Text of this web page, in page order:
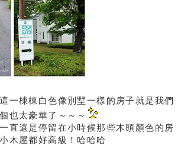
一棟棟白色像別墅一樣的房子就是我們
也太豪華了～～～
直還是停留在小時候那些木頭顏色的房
木屋都好高級！哈哈哈